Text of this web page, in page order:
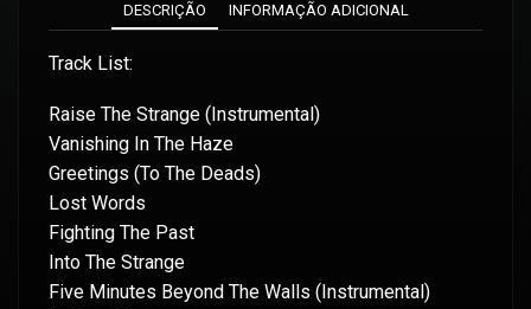
DESCRIÇÃO INFORMAÇÃO ADICIONAL
Track List:
Raise The Strange (Instrumental)
Vanishing In The Haze
Greetings (To The Deads)
Lost Words
Fighting The Past
Into The Strange
Five Minutes Beyond The Walls (Instrumental)